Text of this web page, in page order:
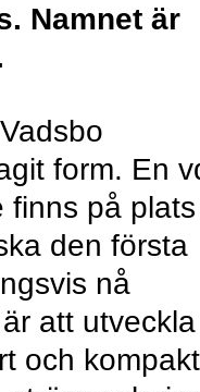
Namnet är
form. En
finns på plats
den första
nå
att utveckla
och kompakt